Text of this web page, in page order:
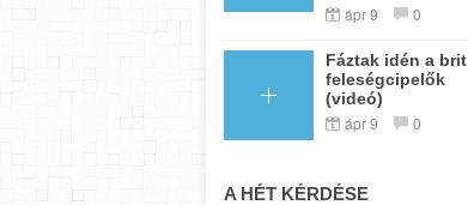
ápr 9 0
Fáztak idén a brit
feleségcipelők
(videó)
ápr 9 0
A HÉT KÉRDÉSE